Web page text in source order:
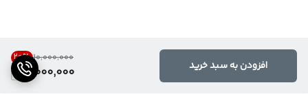
۱۰٬۰۰۰٬۰۰۰ 20%
8,000,000 افزودن به سبد خرید